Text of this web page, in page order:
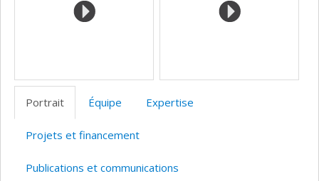
Portrait Équipe Expertise
Projets et financement
Publications et communications